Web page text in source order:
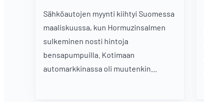
Sähköautojen myynti kiihtyi Suomessa
maaliskuussa, kun Hormuzinsalmen
sulkeminen nosti hintoja
bensapumpuilla. Kotimaan
automarkkinassa oli muutenkin